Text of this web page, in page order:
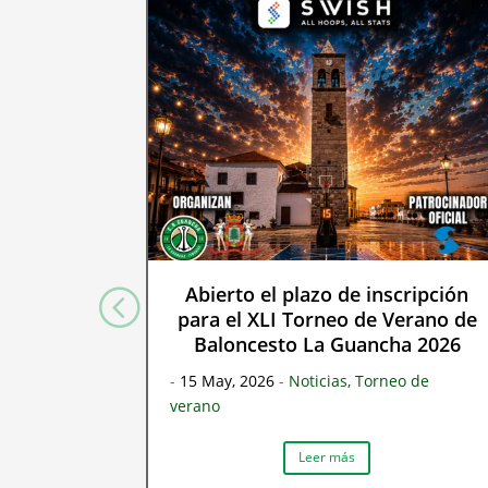
Abierto el plazo de inscripción
para el XLI Torneo de Verano de
Baloncesto La Guancha 2026
- 15 May, 2026 - Noticias,Torneo de
verano
Leer más